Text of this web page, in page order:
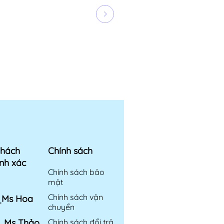
xác
Hoa
Chính sách
Chính sách bảo
mật
Chính sách vận
chuyển
Chính sách đổi trả